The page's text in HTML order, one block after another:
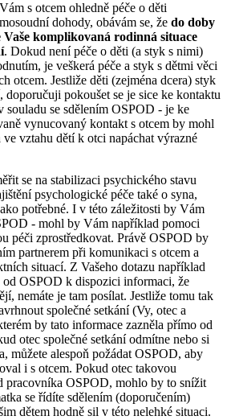
s otcem ohledně péče o děti
dohody, obávám se, že do doby
komplikovaná rodinná situace
. Dokud není péče o děti (a styk s nimi)
je veškerá péče a styk s dětmi věci
otcem. Jestliže děti (zejména dcera) styk
doporučuji pokoušet se je sice ke kontaktu
souladu se sdělením OSPOD - je ke
vynucovaný kontakt s otcem by mohl
vztahu dětí k otci napáchat výrazné
se na stabilizaci psychického stavu
psychologické péče také o syna,
potřebné. I v této záležitosti by Vám
- mohl by Vám například pomoci
péči zprostředkovat. Právě OSPOD by
partnerem při komunikaci s otcem a
situací. Z Vašeho dotazu například
OSPOD k dispozici informaci, že
nemáte je tam posílat. Jestliže tomu tak
společné setkání (Vy, otec a
by tato informace zazněla přímo od
otec společné setkání odmítne nebo si
můžete alespoň požádat OSPOD, aby
i s otcem. Pokud otec takovou
pracovníka OSPOD, mohlo by to snížit
se řídíte sdělením (doporučením)
dětem hodně sil v této nelehké situaci.